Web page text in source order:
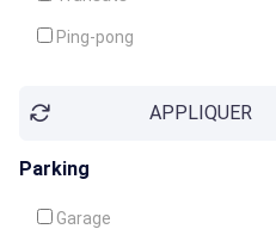
Ping-pong
Jeux d'enfantsAPPLIQUER
Parking
Garage